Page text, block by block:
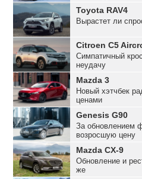
Toyota RAV4
Вырастет ли
Citroen C5
Симпатичный
неудачу
Mazda 3
Новый хэтчбек
ценами
Genesis G90
За обновлением
возросшую цену
Mazda CX-9
Обновление и
же